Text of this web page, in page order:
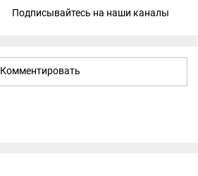
Подписывайтесь на наши каналы
Комментировать